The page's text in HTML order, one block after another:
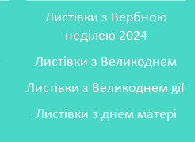
Листівки з Вербною
неділею 2024
Листівки з Великоднем
Листівки з Великоднем gif
Листівки з днем матері